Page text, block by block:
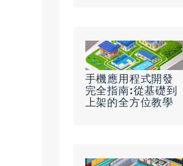
手機應用程式開發
完全指南:從基礎到
上架的全方位教學